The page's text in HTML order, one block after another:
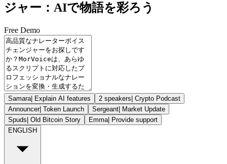
ジャー：AIで物語を彩ろう
Free Demo
Samara| Explain AI features 2 speakers| Crypto Podcast
Announcer| Token Launch Sergeant| Market Update
Spuds| Old Bitcoin Story Emma| Provide support
ENGLISH